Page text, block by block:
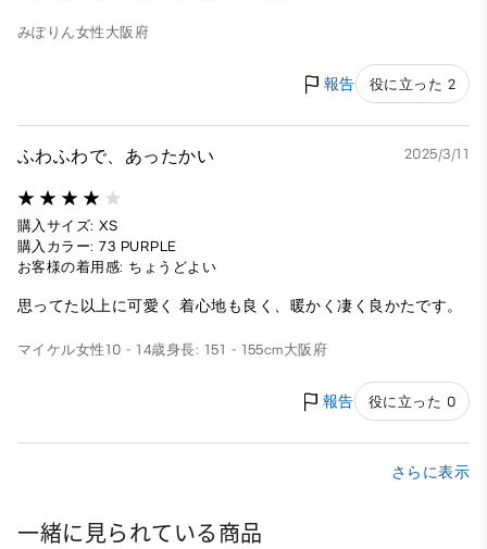
みぽりん女性 大阪府
報告 役に立った 2
ふわふわで、あったかい 2025/3/11
購入サイズ: XS
購入カラー: 73 PURPLE
お客様の着用感: ちょうどよい
思ってた以上に可愛く 着心地も良く、暖かく凄く良かたです。
マイケル女性 10 - 14歳身長: 151 - 155cm大阪府
報告 役に立った 0
さらに表示
一緒に見られている商品